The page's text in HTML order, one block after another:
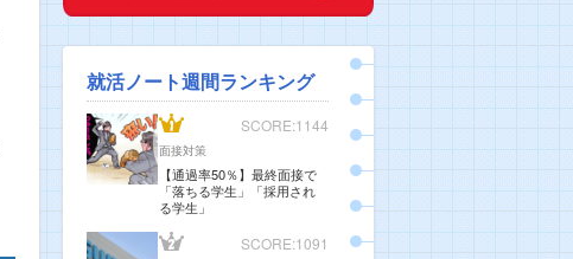
就活ノート週間ランキング
SCORE:1144
面接対策
【通過率50％】最終面接で
「落ちる学生」「採用され
る学生」
SCORE:1091